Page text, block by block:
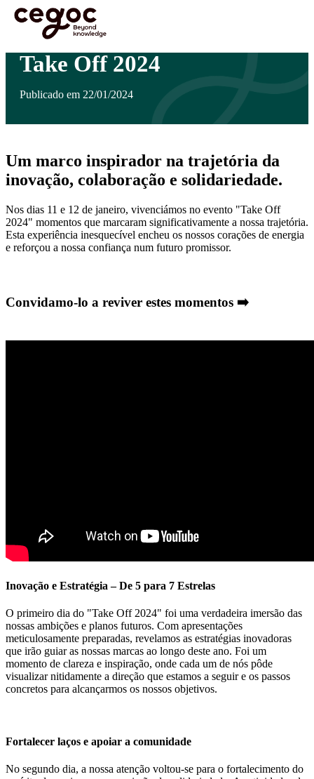
Skip to main content
Está aqui:Home >Notícias
Take Off 2024
Publicado em 22/01/2024
Um marco inspirador na trajetória da
inovação, colaboração e solidariedade.
Nos dias 11 e 12 de janeiro, vivenciámos no evento "Take Off
2024" momentos que marcaram significativamente a nossa trajetória.
Esta experiência inesquecível encheu os nossos corações de energia
e reforçou a nossa confiança num futuro promissor.
Convidamo-lo a reviver estes momentos ➡️
Inovação e Estratégia – De 5 para 7 Estrelas
O primeiro dia do "Take Off 2024" foi uma verdadeira imersão das
nossas ambições e planos futuros. Com apresentações
meticulosamente preparadas, revelamos as estratégias inovadoras
que irão guiar as nossas marcas ao longo deste ano. Foi um
momento de clareza e inspiração, onde cada um de nós pôde
visualizar nitidamente a direção que estamos a seguir e os passos
concretos para alcançarmos os nossos objetivos.
Fortalecer laços e apoiar a comunidade
No segundo dia, a nossa atenção voltou-se para o fortalecimento do